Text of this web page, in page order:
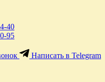
40
95
Написать в Telegram